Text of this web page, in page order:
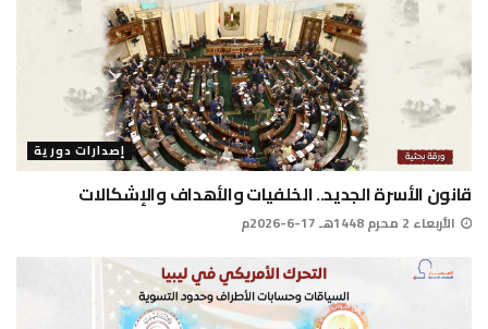
إصدارات دورية
قانون الأسرة الجديد.. الخلفيات والأهداف والإشكالات
الأربعاء 2 محرم 1448هـ 17-6-2026م